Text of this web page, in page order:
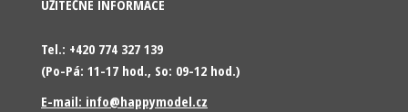
UŽITEČNÉ INFORMACE
Tel.: +420 774 327 139
(Po-Pá: 11-17 hod., So: 09-12 hod.)
E-mail: info@happymodel.cz